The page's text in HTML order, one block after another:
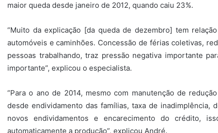
maior queda desde janeiro de 2012, quando caiu 23%.
“Muito da explicação [da queda de dezembro] tem
automóveis e caminhões. Concessão de férias coletivas,
pessoas trabalhando, traz pressão negativa importante
importante”, explicou o especialista.
“Para o ano de 2014, mesmo com manutenção de
desde endividamento das famílias, taxa de inadimplência,
novos endividamentos e encarecimento do crédito,
automaticamente a produção”, explicou André.